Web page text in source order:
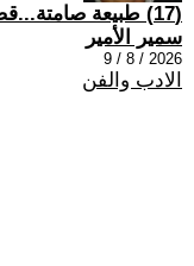
(17) طبيعة صامتة...قصة قصيرة
سمير الأمير
2026 / 8 / 9
الادب والفن